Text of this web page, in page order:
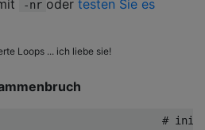
-nr oder testen Sie es
Loops ... ich liebe sie!
#